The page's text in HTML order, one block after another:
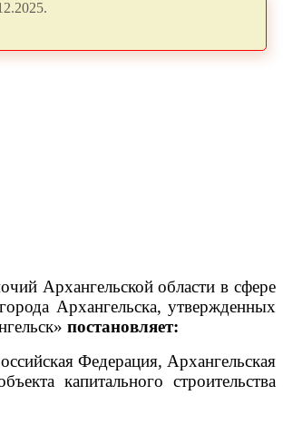
Архангельской области в сфере
Архангельска, утвержденных
постановляет:
Федерация, Архангельская
капитального строительства